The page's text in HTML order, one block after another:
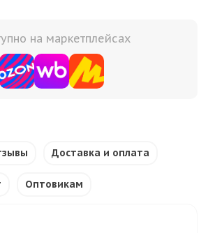
на маркетплейсах
Доставка и оплата
Оптовикам